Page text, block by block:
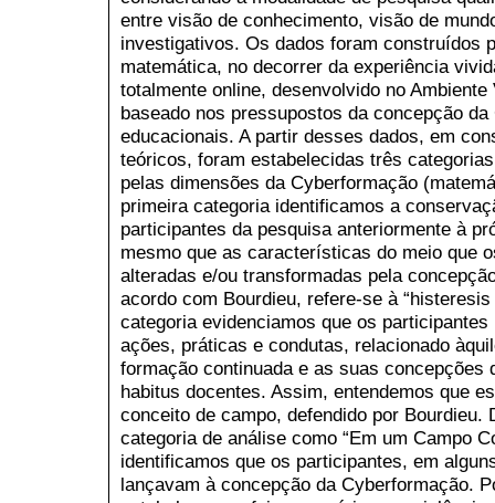
entre visão de conhecimento, visão de
investigativos. Os dados foram construídos
matemática, no decorrer da experiência
totalmente online, desenvolvido no
baseado nos pressupostos da concepção
educacionais. A partir desses dados, em
teóricos, foram estabelecidas três
pelas dimensões da Cyberformação
primeira categoria identificamos a
participantes da pesquisa anteriormente à
mesmo que as características do meio que
alteradas e/ou transformadas pela
acordo com Bourdieu, refere-se à
categoria evidenciamos que os
ações, práticas e condutas, relacionado
formação continuada e as suas concepções
habitus docentes. Assim, entendemos que
conceito de campo, defendido por Bourdieu.
categoria de análise como “Em um Campo
identificamos que os participantes, em
lançavam à concepção da Cyberformação.